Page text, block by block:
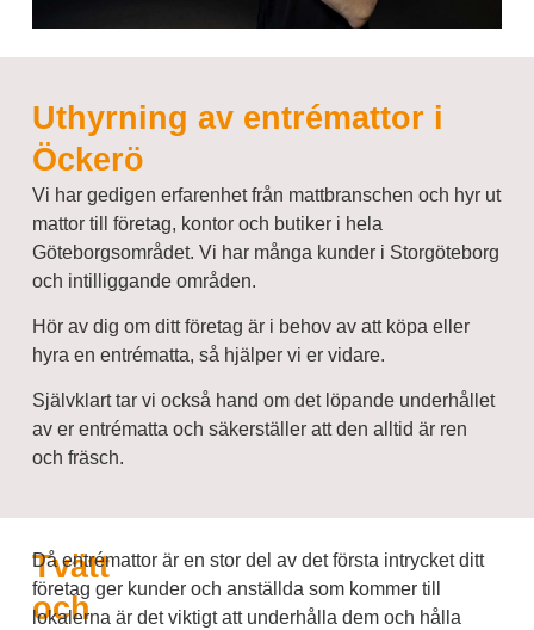
Uthyrning av entrémattor i
Öckerö
Vi har gedigen erfarenhet från mattbranschen och hyr ut
mattor till företag, kontor och butiker i hela
Göteborgsområdet. Vi har många kunder i Storgöteborg
och intilliggande områden.
Hör av dig om ditt företag är i behov av att köpa eller
hyra en entrématta, så hjälper vi er vidare.
Självklart tar vi också hand om det löpande underhållet
av er entrématta och säkerställer att den alltid är ren
och fräsch.
Tvätt
och
Då entrémattor är en stor del av det första intrycket ditt
företag ger kunder och anställda som kommer till
lokalerna är det viktigt att underhålla dem och hålla